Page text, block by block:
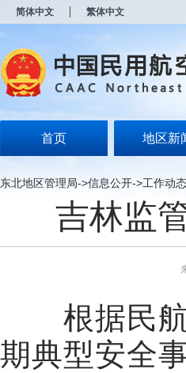
简体中文 繁体中文
首页 地区新
东北地区管理局->信息公开->工作动态
吉林监
根据民航
期典型安全
开
无
障
说
按
Alt
键